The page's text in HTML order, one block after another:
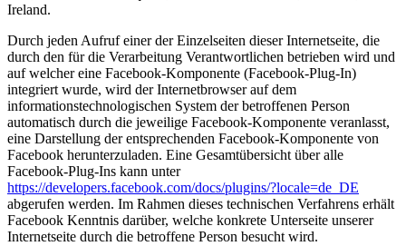
Ireland.
Durch jeden Aufruf einer der Einzelseiten dieser Internetseite, die
durch den für die Verarbeitung Verantwortlichen betrieben wird und
auf welcher eine Facebook-Komponente (Facebook-Plug-In)
integriert wurde, wird der Internetbrowser auf dem
informationstechnologischen System der betroffenen Person
automatisch durch die jeweilige Facebook-Komponente veranlasst,
eine Darstellung der entsprechenden Facebook-Komponente von
Facebook herunterzuladen. Eine Gesamtübersicht über alle
Facebook-Plug-Ins kann unter
https://developers.facebook.com/docs/plugins/?locale=de_DE
abgerufen werden. Im Rahmen dieses technischen Verfahrens erhält
Facebook Kenntnis darüber, welche konkrete Unterseite unserer
Internetseite durch die betroffene Person besucht wird.